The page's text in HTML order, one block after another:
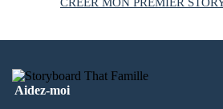
Aidez-moi